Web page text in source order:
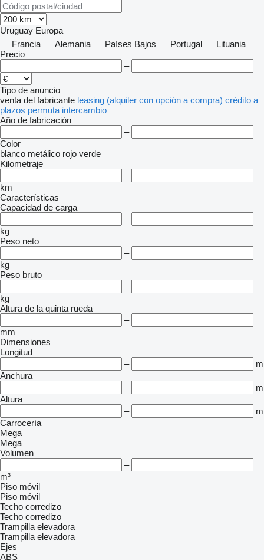
Uruguay Europa
Francia
Alemania Países Bajos Portugal
Lituania
Precio
–
Tipo de anuncio
venta del fabricante leasing (alquiler con opción a compra) crédito a
plazos permuta intercambio
Año de fabricación
–
Color
blanco metálico rojo verde
Kilometraje
–
km
Características
Capacidad de carga
–
kg
Peso neto
–
kg
Peso bruto
–
kg
Altura de la quinta rueda
–
mm
Dimensiones
Longitud
–
m
Anchura
–
m
Altura
–
m
Carrocería
Mega
Mega
Volumen
–
m³
Piso móvil
Piso móvil
Techo corredizo
Techo corredizo
Trampilla elevadora
Trampilla elevadora
Ejes
ABS